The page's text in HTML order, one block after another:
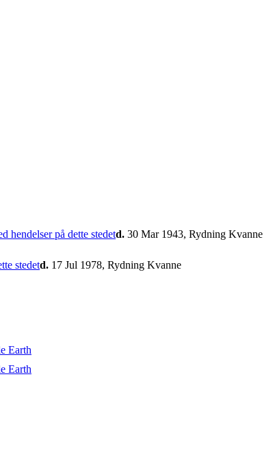
d. 30 Mar 1943, Rydning Kvanne
d. 17 Jul 1978, Rydning Kvanne